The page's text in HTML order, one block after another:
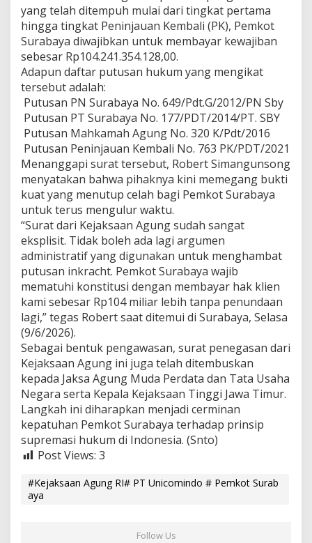
P
T
U
n
i
c
m
i
n
d
o
yang telah ditempuh mulai dari tingkat pertama
hingga tingkat Peninjauan Kembali (PK), Pemkot
Surabaya diwajibkan untuk membayar kewajiban
sebesar Rp104.241.354.128,00.
Adapun daftar putusan hukum yang mengikat
tersebut adalah:
Putusan PN Surabaya No. 649/Pdt.G/2012/PN Sby
Putusan PT Surabaya No. 177/PDT/2014/PT. SBY
Putusan Mahkamah Agung No. 320 K/Pdt/2016
Putusan Peninjauan Kembali No. 763 PK/PDT/2021
Menanggapi surat tersebut, Robert Simangunsong
menyatakan bahwa pihaknya kini memegang bukti
kuat yang menutup celah bagi Pemkot Surabaya
untuk terus mengulur waktu.
“Surat dari Kejaksaan Agung sudah sangat
eksplisit. Tidak boleh ada lagi argumen
administratif yang digunakan untuk menghambat
putusan inkracht. Pemkot Surabaya wajib
mematuhi konstitusi dengan membayar hak klien
kami sebesar Rp104 miliar lebih tanpa penundaan
lagi,” tegas Robert saat ditemui di Surabaya, Selasa
(9/6/2026).
Sebagai bentuk pengawasan, surat penegasan dari
Kejaksaan Agung ini juga telah ditembuskan
kepada Jaksa Agung Muda Perdata dan Tata Usaha
Negara serta Kepala Kejaksaan Tinggi Jawa Timur.
Langkah ini diharapkan menjadi cerminan
kepatuhan Pemkot Surabaya terhadap prinsip
supremasi hukum di Indonesia. (Snto)
Post Views: 3
#Kejaksaan Agung RI# PT Unicomindo # Pemkot Surab
aya
Follow Us